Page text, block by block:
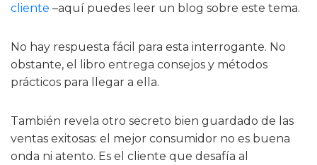
cliente –aquí puedes leer un blog sobre este tema.
No hay respuesta fácil para esta interrogante. No
obstante, el libro entrega consejos y métodos
prácticos para llegar a ella.
También revela otro secreto bien guardado de las
ventas exitosas: el mejor consumidor no es buena
onda ni atento. Es el cliente que desafía al